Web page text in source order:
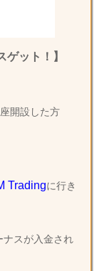
ゲット！】
開設した方
Tradingに行き
ナスが入金され